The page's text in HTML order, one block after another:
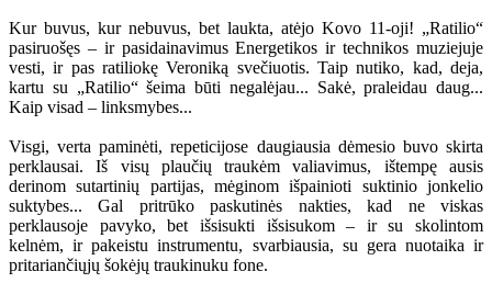
Kur buvus, kur nebuvus, bet laukta, atėjo Kovo 11-oji! „Ratilio“
pasiruošęs – ir pasidainavimus Energetikos ir technikos muziejuje
vesti, ir pas ratiliokę Veroniką svečiuotis. Taip nutiko, kad, deja,
kartu su „Ratilio“ šeima būti negalėjau... Sakė, praleidau daug...
Kaip visad – linksmybes...
Visgi, verta paminėti, repeticijose daugiausia dėmesio buvo skirta
perklausai. Iš visų plaučių traukėm valiavimus, ištempę ausis
derinom sutartinių partijas, mėginom išpainioti suktinio jonkelio
suktybes... Gal pritrūko paskutinės nakties, kad ne viskas
perklausoje pavyko, bet išsisukti išsisukom – ir su skolintom
kelnėm, ir pakeistu instrumentu, svarbiausia, su gera nuotaika ir
pritariančiųjų šokėjų traukinuku fone.